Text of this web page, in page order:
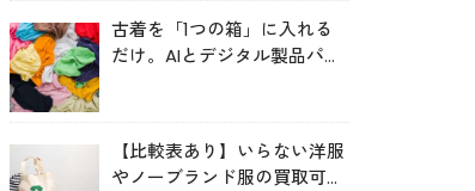
古着を「1つの箱」に入れる
だけ。AIとデジタル製品パス
【比較表あり】いらない洋服
やノーブランド服の買取可能